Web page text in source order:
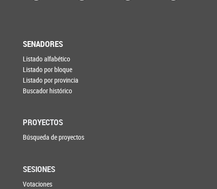
SENADORES
Listado alfabético
Listado por bloque
Listado por provincia
Buscador histórico
PROYECTOS
Búsqueda de proyectos
SESIONES
Votaciones